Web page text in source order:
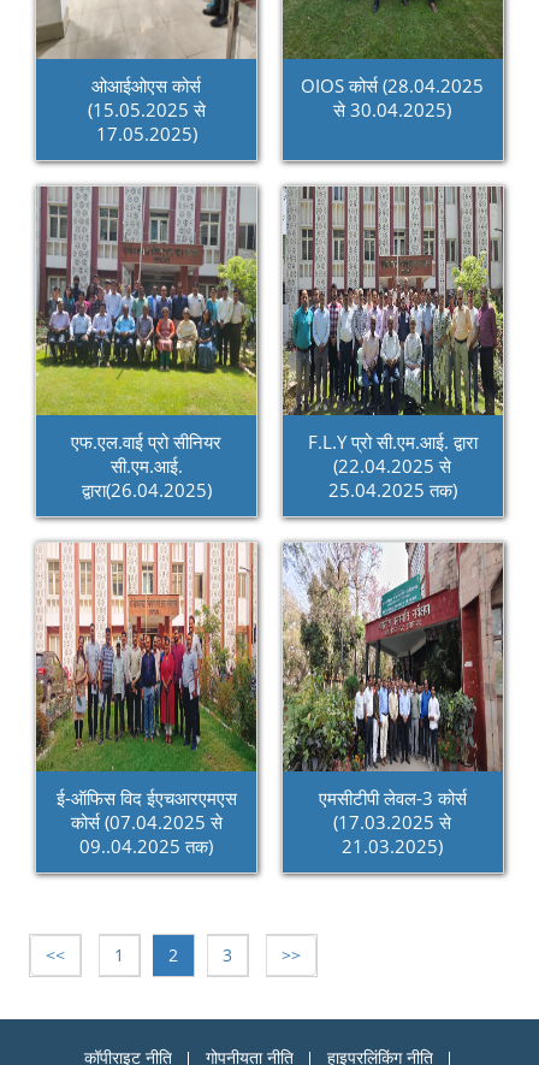
ओआईओएस कोर्स
(15.05.2025 से
17.05.2025)
OIOS कोर्स (28.04.2025
से 30.04.2025)
एफ.एल.वाई प्रो सीनियर
सी.एम.आई.
द्वारा(26.04.2025)
F.L.Y प्रो सी.एम.आई. द्वारा
(22.04.2025 से
25.04.2025 तक)
ई-ऑफिस विद ईएचआरएमएस
कोर्स (07.04.2025 से
09..04.2025 तक)
एमसीटीपी लेवल-3 कोर्स
(17.03.2025 से
21.03.2025)
<< 1 2 3 >>
कॉपीराइट नीति गोपनीयता नीति हाइपरलिंकिंग नीति